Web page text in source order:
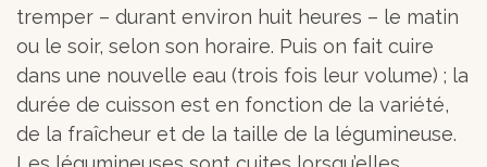
tremper – durant environ huit heures – le matin
ou le soir, selon son horaire. Puis on fait cuire
dans une nouvelle eau (trois fois leur volume) ; la
durée de cuisson est en fonction de la variété,
de la fraîcheur et de la taille de la légumineuse.